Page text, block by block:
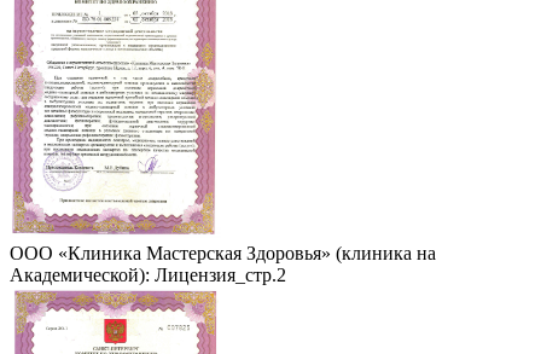
ООО «Клиника Мастерская Здоровья» (клиника на
Академической): Лицензия_стр.2